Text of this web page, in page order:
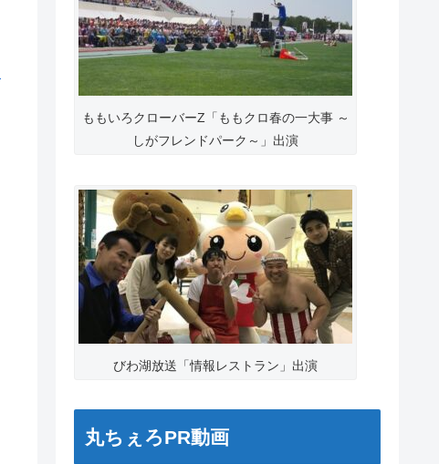
ももいろクローバーZ「ももクロ春の一大事 ～
しがフレンドパーク～」出演
びわ湖放送「情報レストラン」出演
丸ちぇろPR動画